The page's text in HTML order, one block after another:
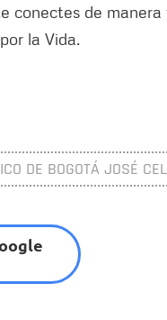
conectes de
la Vida.
DE BOGOTÁ JOSÉ